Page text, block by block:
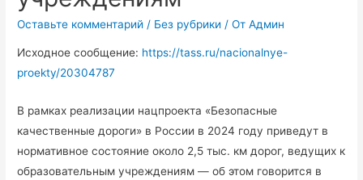
Оставьте комментарий / Без рубрики / От Админ
Исходное сообщение: https://tass.ru/nacionalnye-
proekty/20304787
В рамках реализации нацпроекта «Безопасные
качественные дороги» в России в 2024 году приведут в
нормативное состояние около 2,5 тыс. км дорог, ведущих к
образовательным учреждениям — об этом говорится в